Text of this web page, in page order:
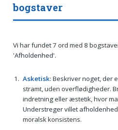
bogstaver
Vi har fundet 7 ord med 8
'Afholdenhed'.
Asketisk: Beskriver noget, der
stramt, uden overflødigheder.
indretning eller æstetik, hvor
Understreger villet
moralsk konsistens.